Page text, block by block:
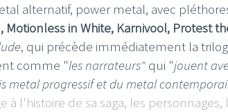
alternatif, power metal, avec
Motionless in White, Karnivool, Protest
, qui précède immédiatement la
comme "les narrateurs" qui "jouent
metal progressif et du metal
à l'histoire de sa saga, les personnages,
LE GROS RIFFIFI – Surfin’
The Covers !!!